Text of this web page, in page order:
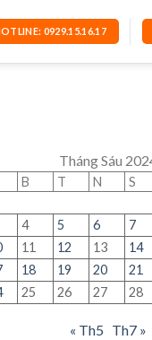
0929.15.16.17
Tháng Sáu
B T N S
4 5 6 7
11 12 13 14
18 19 20 21
25 26 27 28
« Th5 Th7 »